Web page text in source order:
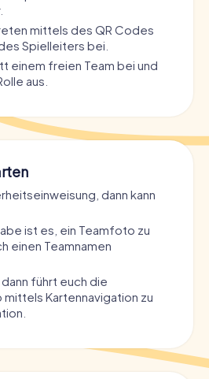
mittels des QR Codes
Spielleiters bei.
einem freien Team bei und
aus.
dann kann
ist es, ein Teamfoto zu
einen Teamnamen
führt euch die
Kartennavigation zu